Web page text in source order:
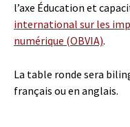
l’axe Éducation et
international sur les
numérique (OBVIA).
La table ronde sera
français ou en anglais.